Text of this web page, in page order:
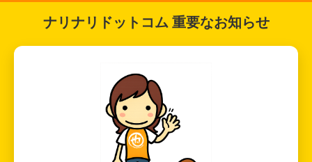
ナリナリドットコム 重要なお知らせ